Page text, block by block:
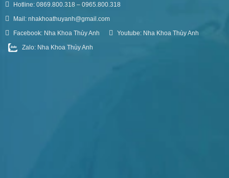
Hotline: 0869.800.318 – 0965.800.318
Mail: nhakhoathuyanh@gmail.com
Facebook: Nha Khoa Thùy Anh
Youtube: Nha Khoa Thùy Anh
Zalo: Nha Khoa Thùy Anh